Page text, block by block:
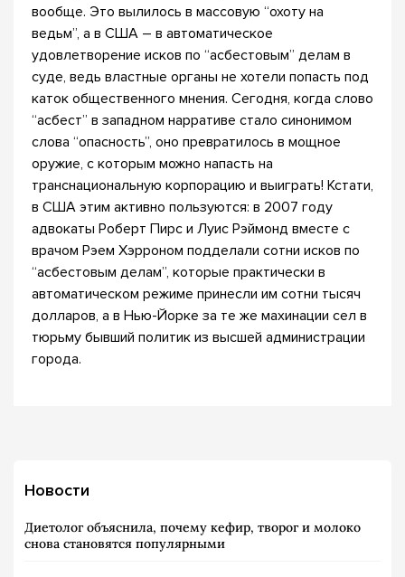
вообще. Это вылилось в массовую “охоту на
ведьм”, а в США – в автоматическое
удовлетворение исков по “асбестовым” делам в
суде, ведь властные органы не хотели попасть под
каток общественного мнения. Сегодня, когда слово
“асбест” в западном нарративе стало синонимом
слова “опасность”, оно превратилось в мощное
оружие, с которым можно напасть на
транснациональную корпорацию и выиграть! Кстати,
в США этим активно пользуются: в 2007 году
адвокаты Роберт Пирс и Луис Рэймонд вместе с
врачом Рэем Хэрроном подделали сотни исков по
“асбестовым делам”, которые практически в
автоматическом режиме принесли им сотни тысяч
долларов, а в Нью-Йорке за те же махинации сел в
тюрьму бывший политик из высшей администрации
города.
Новости
Диетолог объяснила, почему кефир, творог и молоко
снова становятся популярными